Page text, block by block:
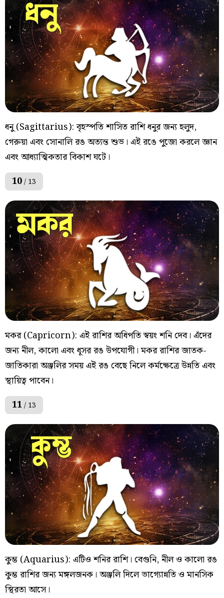
ধনু (Sagittarius): বৃহস্পতি শাসিত রাশি ধনুর জন্য হলুদ,
গেরুয়া এবং সোনালি রঙ অত্যন্ত শুভ। এই রঙে পুজো করলে জ্ঞান
এবং আধ্যাত্মিকতার বিকাশ ঘটে।
10/ 13
মকর (Capricorn): এই রাশির অধিপতি স্বয়ং শনি দেব। এঁদের
জন্য নীল, কালো এবং ধূসর রঙ উপযোগী। মকর রাশির জাতক-
জাতিকারা অঞ্জলির সময় এই রঙ বেছে নিলে কর্মক্ষেত্রে উন্নতি এবং
স্থায়িত্ব পাবেন।
11/ 13
কুম্ভ (Aquarius): এটিও শনির রাশি। বেগুনি, নীল ও কালো রঙ
কুম্ভ রাশির জন্য মঙ্গলজনক। অঞ্জলি দিলে ভাগ্যোন্নতি ও মানসিক
স্থিরতা আসে।